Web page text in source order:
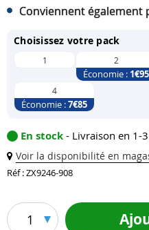
Conviennent également
Choisissez votre pack
1 2
Économie : 1€95
4
Économie :7€85
En stock - Livraison en 1-
Voir la disponibilité en
Réf : ZX9246-908
1